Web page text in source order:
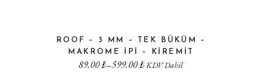
ROOF – 3 MM – TEK BÜKÜM –
MAKROME IPI – KIREMIT
89.00₺–599.00₺KDV Dahil